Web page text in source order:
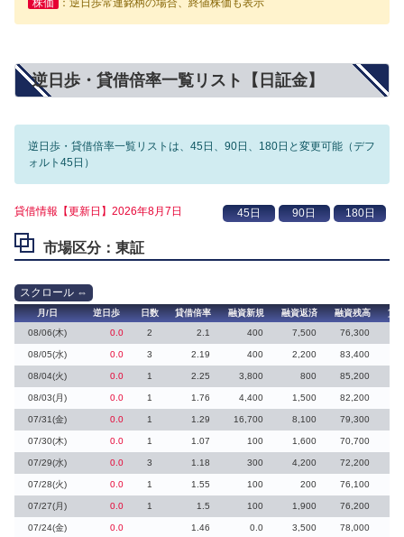
株価
：逆日歩常連銘柄の場合、終値株価も表示
逆日歩・貸借倍率一覧リスト【日証金】
逆日歩・貸借倍率一覧リストは、45日、90日、180日と変更可能（デフ
ォルト45日）
貸借情報【更新日】2026年8月7日
市場区分：東証
月/日 逆日歩 日数 貸借倍率 融資新規 融資返済 融資残高
貸
08/06(木)
0.0 2 2.1 400 7,500 76,300
08/05(水) 0.0 3 2.19 400 2,200 83,400
08/04(火) 0.0 1 2.25 3,800 800 85,200
08/03(月) 0.0 1 1.76 4,400 1,500 82,200
07/31(金) 0.0 1 1.29 16,700 8,100 79,300
07/30(木) 0.0 1 1.07 100 1,600 70,700
07/29(水) 0.0 3 1.18 300 4,200 72,200
07/28(火) 0.0 1 1.55 100 200 76,100
07/27(月) 0.0 1 1.5 100 1,900 76,200
07/24(金) 0.0 1.46 0.0 3,500 78,000